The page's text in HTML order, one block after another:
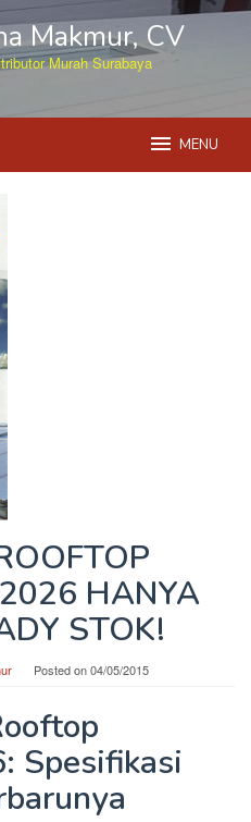
Makmur, CV
Murah Surabaya
MENU
HANYA
STOK!
Posted on04/05/2015
Spesifikasi